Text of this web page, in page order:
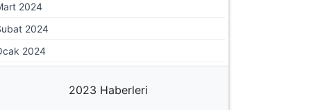
2024
2024
2024
2023 Haberleri